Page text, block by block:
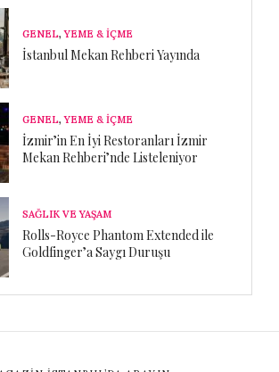
GENEL, YEME & İÇME
İstanbul Mekan Rehberi Yayında
GENEL, YEME & İÇME
İzmir’in En İyi Restoranları İzmir
Mekan Rehberi’nde Listeleniyor
SAĞLIK VE YAŞAM
Rolls-Royce Phantom Extended ile
Goldfinger’a Saygı Duruşu